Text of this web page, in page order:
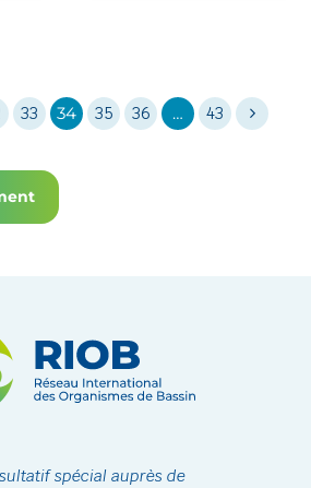
33 34 35 36 … 43
spécial auprès de